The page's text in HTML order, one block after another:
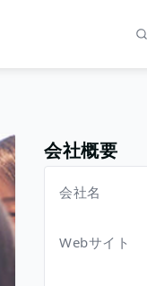
会社概要
会社名
Webサイト